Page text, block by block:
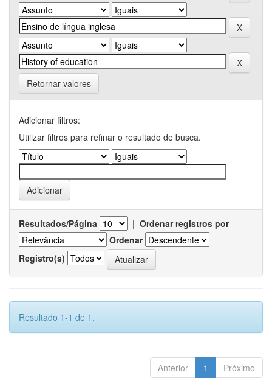
Retornar valores
Adicionar filtros:
Utilizar filtros para refinar o resultado de busca.
Resultados/Página | Ordenar registros por
Ordenar
Registro(s)
Resultado 1-1 de 1.
Anterior 1 Próximo